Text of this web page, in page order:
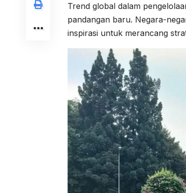
Trend global dalam
pandangan baru. Negara-
inspirasi untuk merancang